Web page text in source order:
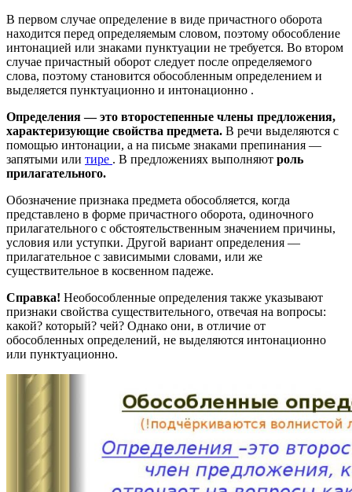
В первом случае определение в виде причастного оборота
находится перед определяемым словом, поэтому обособление
интонацией или знаками пунктуации не требуется. Во втором
случае причастный оборот следует после определяемого
слова, поэтому становится обособленным определением и
выделяется пунктуационно и интонационно .
Определения — это второстепенные члены предложения,
характеризующие свойства предмета. В речи выделяются с
помощью интонации, а на письме знаками препинания —
запятыми или тире . В предложениях выполняют роль
прилагательного.
Обозначение признака предмета обособляется, когда
представлено в форме причастного оборота, одиночного
прилагательного c обстоятельственным значением причины,
условия или уступки. Другой вариант определения —
прилагательное с зависимыми словами, или же
существительное в косвенном падеже.
Справка! Необособленные определения также указывают
признаки свойства существительного, отвечая на вопросы:
какой? который? чей? Однако они, в отличие от
обособленных определений, не выделяются интонационно
или пунктуационно.